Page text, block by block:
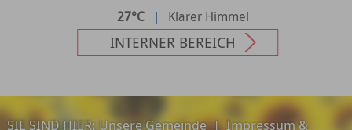
27°C | Klarer Himmel
INTERNER BEREICH
SIE SIND HIER:Unsere Gemeinde|Impressum &